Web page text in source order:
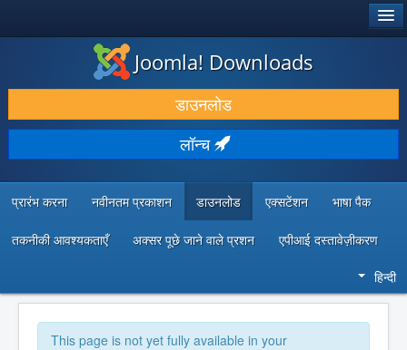
डाउनलोड करें और बढ़ाएं
खोजें और जानें
सामुदायिक समर्थन
डेवलपर संसाधन
Joomla! Downloads
डाउनलोड
लॉन्च
प्रारंभ करना नवीनतम प्रकाशन डाउनलोड एक्सटेंशन भाषा पैक
तकनीकी आवश्यकताएँ अक्सर पूछे जाने वाले प्रशन एपीआई दस्तावेज़ीकरण
हिन्दी
This page is not yet fully available in your